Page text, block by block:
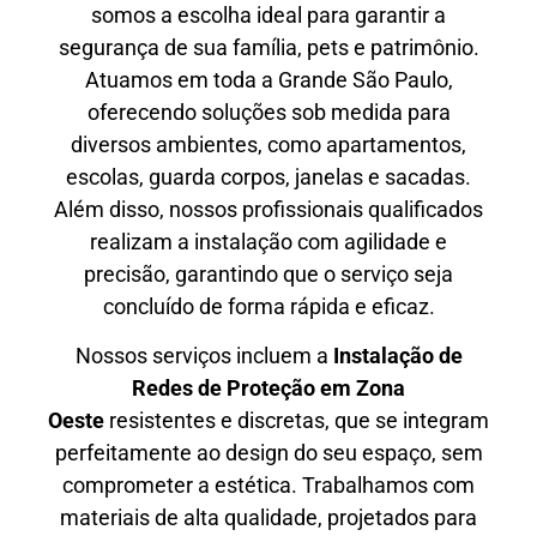
somos a escolha ideal para garantir a
segurança de sua família, pets e patrimônio.
Atuamos em toda a Grande São Paulo,
oferecendo soluções sob medida para
diversos ambientes, como apartamentos,
escolas, guarda corpos, janelas e sacadas.
Além disso, nossos profissionais qualificados
realizam a instalação com agilidade e
precisão, garantindo que o serviço seja
concluído de forma rápida e eficaz.
Nossos serviços incluem a Instalação de
Redes de Proteção em Zona
Oeste resistentes e discretas, que se integram
perfeitamente ao design do seu espaço, sem
comprometer a estética. Trabalhamos com
materiais de alta qualidade, projetados para